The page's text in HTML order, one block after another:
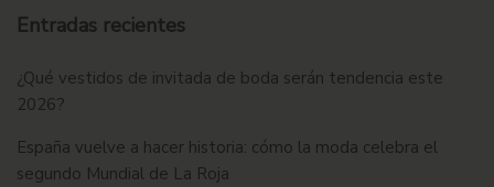
Entradas recientes
¿Qué vestidos de invitada de boda serán tendencia este
2026?
España vuelve a hacer historia: cómo la moda celebra el
segundo Mundial de La Roja